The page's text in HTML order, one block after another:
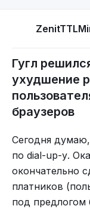
Гугл
ухудшение
браузеров
Сегодня
по dial-up-у.
окончательно
платников
под предлогом